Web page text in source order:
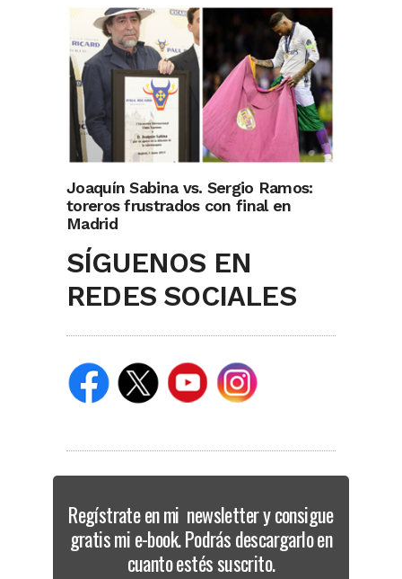
Joaquín Sabina vs. Sergio Ramos:
toreros frustrados con final en
Madrid
SÍGUENOS EN
REDES SOCIALES
Regístrate en mi newsletter y consigue
gratis mi e-book. Podrás descargarlo en
cuanto estés suscrito.